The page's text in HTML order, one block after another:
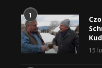
1
15